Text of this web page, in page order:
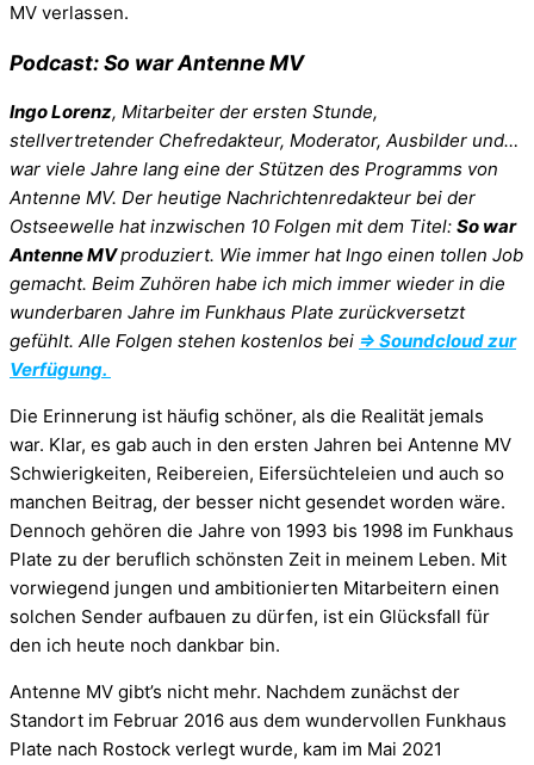
MV verlassen.
Podcast: So war Antenne MV
Ingo Lorenz, Mitarbeiter der ersten Stunde,
stellvertretender Chefredakteur, Moderator, Ausbilder und…
war viele Jahre lang eine der Stützen des Programms von
Antenne MV. Der heutige Nachrichtenredakteur bei der
Ostseewelle hat inzwischen 10 Folgen mit dem Titel: So war
Antenne MVproduziert. Wie immer hat Ingo einen tollen Job
gemacht. Beim Zuhören habe ich mich immer wieder in die
wunderbaren Jahre im Funkhaus Plate zurückversetzt
gefühlt. Alle Folgen stehen kostenlos bei ⇒ Soundcloud zur
Verfügung.
Die Erin­ne­rung ist häu­fig schö­ner, als die Rea­li­tät jemals
war. Klar, es gab auch in den ers­ten Jah­ren bei Antenne MV
Schwie­rig­kei­ten, Rei­be­reien, Eifer­süch­te­leien und auch so
man­chen Bei­trag, der bes­ser nicht gesen­det wor­den wäre.
Den­noch gehö­ren die Jahre von 1993 bis 1998 im Funk­haus
Plate zu der beruf­lich schöns­ten Zeit in mei­nem Leben. Mit
vor­wie­gend jun­gen und ambi­tio­nier­ten Mit­ar­bei­tern einen
sol­chen Sen­der auf­bauen zu dür­fen, ist ein Glücks­fall für
den ich heute noch dank­bar bin.
Antenne MV gibt’s nicht mehr. Nachdem zunächst der
Standort im Februar 2016 aus dem wundervollen Funkhaus
Plate nach Rostock verlegt wurde, kam im Mai 2021